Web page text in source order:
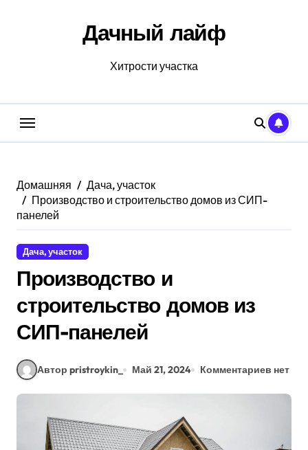
Дачный лайф
Хитрости участка
Домашняя
Дача, участок
Производство и строительство домов из СИП-
панелей
Дача, участок
Производство и
строительство домов из
СИП-панелей
Автор pristroykin_ Май 21, 2024 Комментариев нет